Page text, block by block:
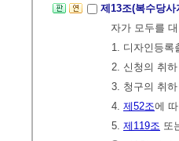
제13조(복수당
자가 모두를
1. 디자인등록
2. 신청의 취하
3. 청구의 취하
4. 제52조에
5. 제119조 또